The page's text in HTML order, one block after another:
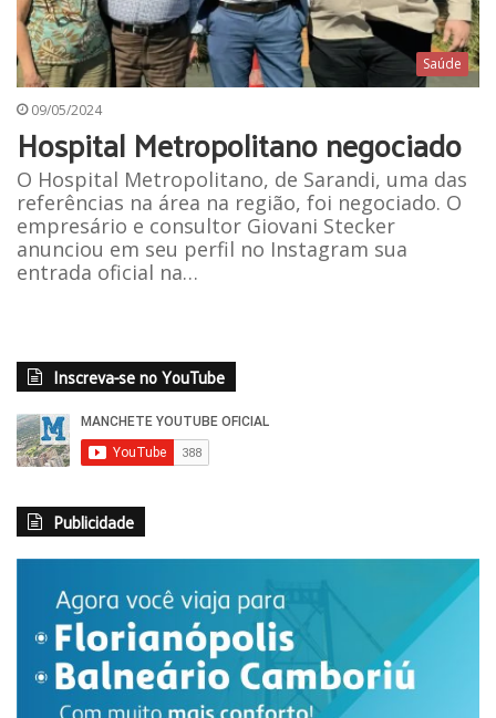
Saúde
09/05/2024
Hospital Metropolitano negociado
O Hospital Metropolitano, de Sarandi, uma das
referências na área na região, foi negociado. O
empresário e consultor Giovani Stecker
anunciou em seu perfil no Instagram sua
entrada oficial na…
Inscreva-se no YouTube
Publicidade